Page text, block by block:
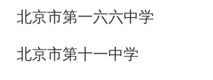
北京市第一六六中学
北京市第十一中学